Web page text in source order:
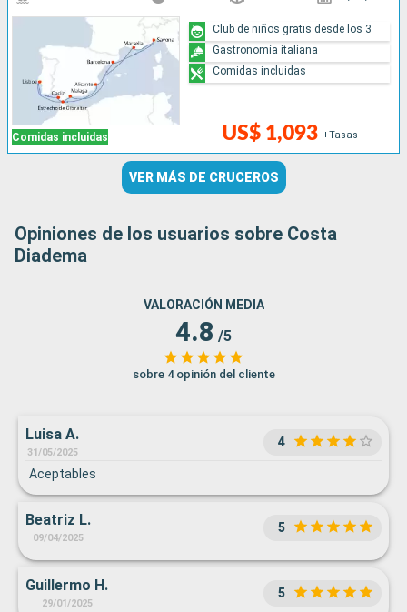
Comidas incluidas US$ 1,093 +Tasas
Club de niños gratis desde los 3
Gastronomía italiana
Comidas incluidas
VER MÁS DE CRUCEROS
Opiniones de los usuarios sobre Costa
Diadema
VALORACIÓN MEDIA
4.8 /5
sobre 4 opinión del cliente
Luisa A.
31/05/2025
4
Aceptables
Beatriz L.
09/04/2025
5
Guillermo H.
29/01/2025
5